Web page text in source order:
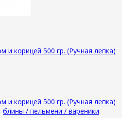
и корицей 500 гр. (Ручная лепка)
и корицей 500 гр. (Ручная лепка)
, блины / пельмени / вареники.